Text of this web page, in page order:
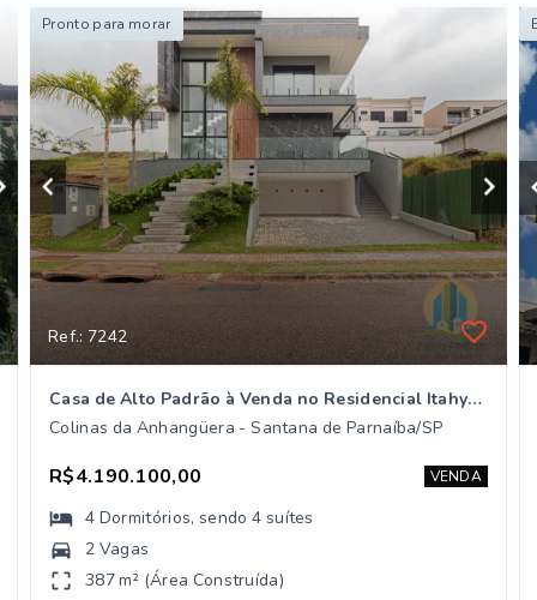
Pronto para morar
Ref.: 7242
Casa de Alto Padrão à Venda no Residencial Itahyê – Santana de Parnaíba/SP
Colinas da Anhangüera - Santana de Parnaíba/SP
R$4.190.100,00 VENDA
4 Dormitórios, sendo4 suítes
2 Vagas
387 m² (Área Construída)